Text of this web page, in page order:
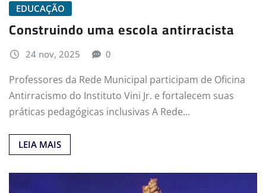
EDUCAÇÃO
Construindo uma escola antirracista
24 nov, 2025 0
Professores da Rede Municipal participam de Oficina
Antirracismo do Instituto Vini Jr. e fortalecem suas
práticas pedagógicas inclusivas A Rede…
LEIA MAIS